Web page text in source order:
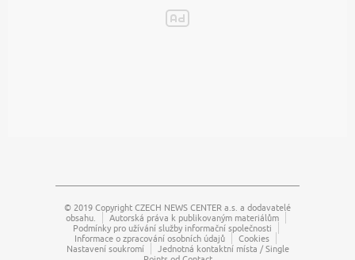
© 2019 Copyright CZECH NEWS CENTER a.s. a dodavatelé
obsahu.
Autorská práva k publikovaným materiálům
Podmínky pro užívání služby informační společnosti
Informace o zpracování osobních údajů
Cookies
Nastavení soukromí
Jednotná kontaktní místa / Single